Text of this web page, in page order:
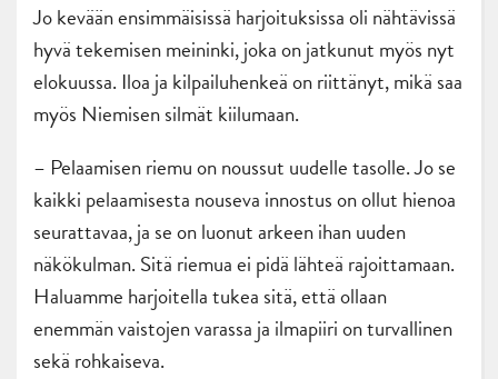
Jo kevään ensimmäisissä harjoituksissa oli nähtävissä
hyvä tekemisen meininki, joka on jatkunut myös nyt
elokuussa. Iloa ja kilpailuhenkeä on riittänyt, mikä saa
myös Niemisen silmät kiilumaan.
– Pelaamisen riemu on noussut uudelle tasolle. Jo se
kaikki pelaamisesta nouseva innostus on ollut hienoa
seurattavaa, ja se on luonut arkeen ihan uuden
näkökulman. Sitä riemua ei pidä lähteä rajoittamaan.
Haluamme harjoitella tukea sitä, että ollaan
enemmän vaistojen varassa ja ilmapiiri on turvallinen
sekä rohkaiseva.